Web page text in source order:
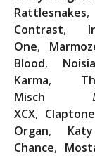
Rattlesnakes
Contrast,
One,
Blood, Noisia
Karma,
Misch
XCX, Claptone
Organ,
Chance,